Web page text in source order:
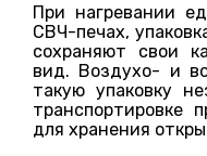
При нагревании
СВЧ-печах,
сохраняют свои
вид. Воздухо- и
такую упаковку
транспортировке
для хранения